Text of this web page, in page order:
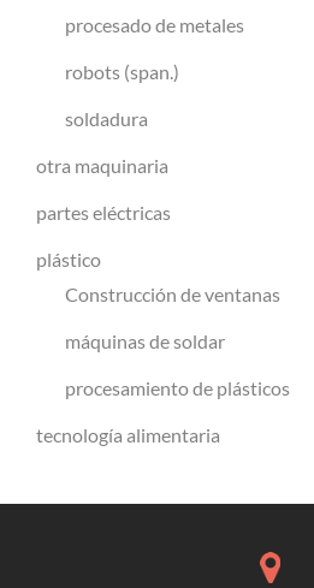
procesado de metales
robots (span.)
soldadura
otra maquinaria
partes eléctricas
plástico
Construcción de ventanas
máquinas de soldar
procesamiento de plásticos
tecnología alimentaria